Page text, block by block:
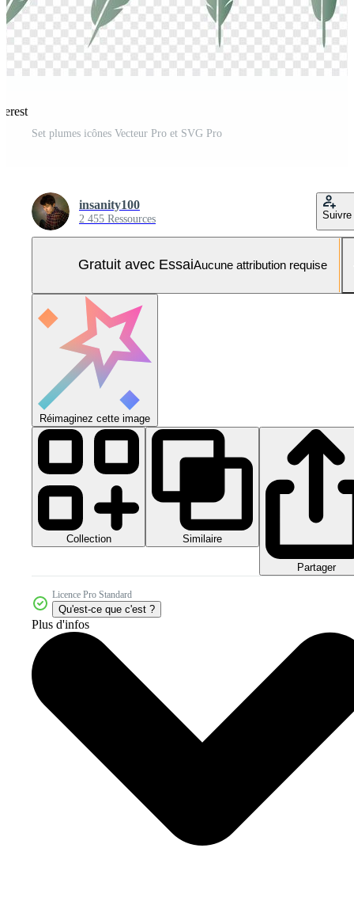
Set plumes icônes Vecteur Pro et SVG Pro
insanity100
2 455 Ressources Suivre
Gratuit avec EssaiAucune attribution requise
Réimaginez cette image
Collection Similaire
Partager
Licence Pro Standard
Qu'est-ce que c'est ?
Plus d'infos